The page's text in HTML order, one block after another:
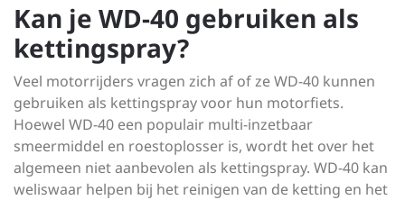
Kan je WD-40 gebruiken als
kettingspray?
Veel motorrijders vragen zich af of ze WD-40 kunnen
gebruiken als kettingspray voor hun motorfiets.
Hoewel WD-40 een populair multi-inzetbaar
smeermiddel en roestoplosser is, wordt het over het
algemeen niet aanbevolen als kettingspray. WD-40 kan
weliswaar helpen bij het reinigen van de ketting en het